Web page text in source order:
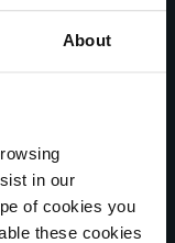
About
in our
of cookies you
these cookies